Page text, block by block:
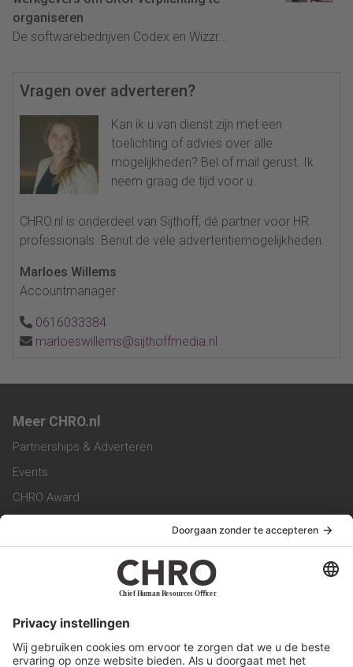
organiseren
De softwarebedrijven Codex en Wizzr...
Vragen over adverteren?
Kan ik u van dienst zijn met een
toelichting of advies over alle
mogelijkheden? Bel of mail gerust. Ik
neem graag de tijd voor u.
CHRO.nl is onderdeel van Sijthoff, dé partner voor HR
professionals. Benut de vele advertentiemogelijkheden.
Marloes Willems
Accountmanager
0616033384
marloeswillems@sijthoffmedia.nl
Meer CHRO.nl
Partnerships & Adverteren
Events
CHRO Award
CHRO Magazine
Service & Contact
Werken bij ons
Privacy Statement